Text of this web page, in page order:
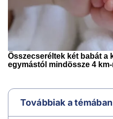
Továbbiak a témában